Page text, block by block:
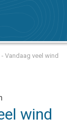
Vandaag veel wind
wind